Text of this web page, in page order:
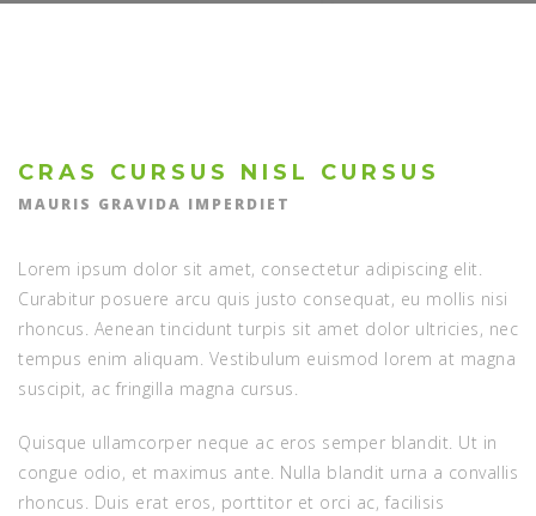
CRAS CURSUS NISL CURSUS
MAURIS GRAVIDA IMPERDIET
Lorem ipsum dolor sit amet, consectetur adipiscing elit.
Curabitur posuere arcu quis justo consequat, eu mollis nisi
rhoncus. Aenean tincidunt turpis sit amet dolor ultricies, nec
tempus enim aliquam. Vestibulum euismod lorem at magna
suscipit, ac fringilla magna cursus.
Quisque ullamcorper neque ac eros semper blandit. Ut in
congue odio, et maximus ante. Nulla blandit urna a convallis
rhoncus. Duis erat eros, porttitor et orci ac, facilisis